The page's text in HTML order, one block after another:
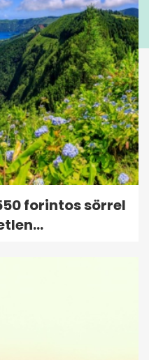
forintos sörrel